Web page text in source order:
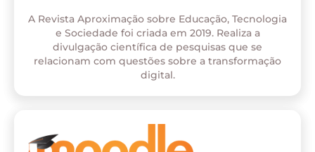
A Revista Aproximação sobre Educação, Tecnologia
e Sociedade foi criada em 2019. Realiza a
divulgação científica de pesquisas que se
relacionam com questões sobre a transformação
digital.